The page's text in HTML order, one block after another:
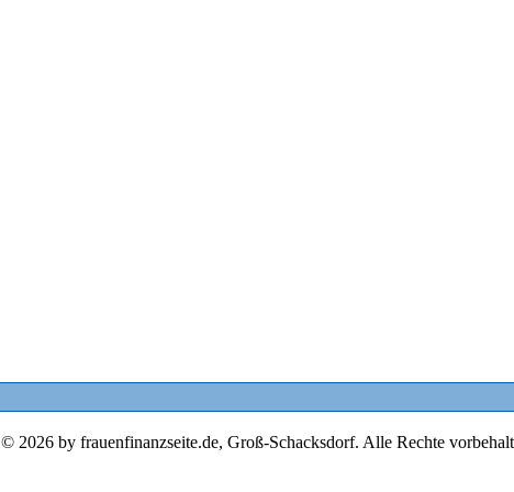
© 2026 by frauenfinanzseite.de, Groß-Schacksdorf. Alle Rechte